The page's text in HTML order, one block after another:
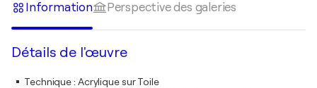
Information Perspective des galeries
Détails de l'œuvre
Technique: Acrylique sur Toile